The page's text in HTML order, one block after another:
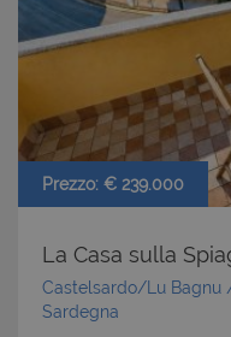
Prezzo: € 239.000
La Casa sulla
Castelsardo/Lu Bagnu
Sardegna